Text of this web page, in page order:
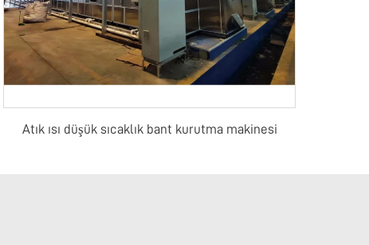
Atık ısı düşük sıcaklık bant kurutma makinesi